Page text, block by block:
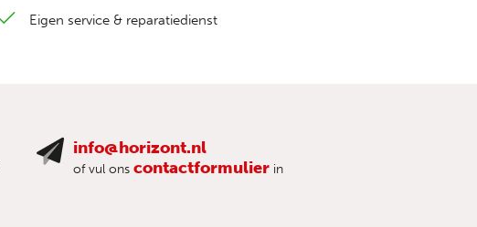
Eigen service & reparatiedienst
info@horizont.nl
of vul ons contactformulier in